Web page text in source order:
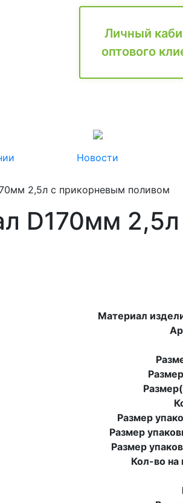
Личный
оптового
Новости
2,5л с прикорневым поливом
D170мм 2,5л
Материал
Размер
Размер
Размер
Кол-во на